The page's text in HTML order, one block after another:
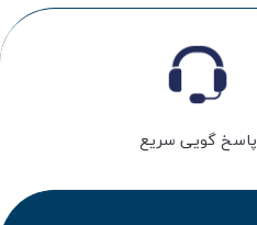
پاسخ گویی سریع